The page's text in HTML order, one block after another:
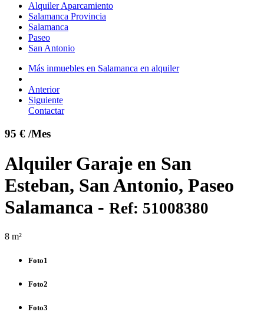
Alquiler Aparcamiento
Salamanca Provincia
Salamanca
Paseo
San Antonio
Más inmuebles en Salamanca en alquiler
Anterior
Siguiente
Contactar
95 € /Mes
Alquiler Garaje en San
Esteban, San Antonio, Paseo
Salamanca - Ref: 51008380
8 m²
Foto1
Foto2
Foto3